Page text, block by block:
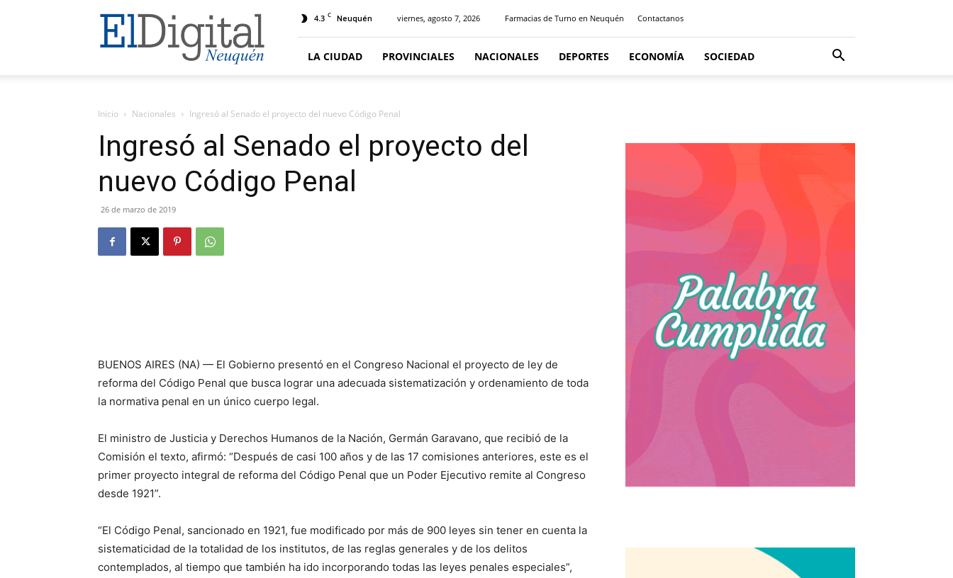
El
Digital
Neuquen
4.3 C Neuquén viernes, agosto 7, 2026 Farmacias de Turno en Neuquén Contactanos
LA CIUDAD PROVINCIALES NACIONALES DEPORTES ECONOMÍA SOCIEDAD
Inicio Nacionales Ingresó al Senado el proyecto del nuevo Código Penal
Ingresó al Senado el proyecto del
nuevo Código Penal
26 de marzo de 2019
BUENOS AIRES (NA) — El Gobierno presentó en el Congreso Nacional el proyecto de ley de
reforma del Código Penal que busca lograr una adecuada sistematización y ordenamiento de toda
la normativa penal en un único cuerpo legal.
El ministro de Justicia y Derechos Humanos de la Nación, Germán Garavano, que recibió de la
Comisión el texto, afirmó: “Después de casi 100 años y de las 17 comisiones anteriores, este es el
primer proyecto integral de reforma del Código Penal que un Poder Ejecutivo remite al Congreso
desde 1921”.
“El Código Penal, sancionado en 1921, fue modificado por más de 900 leyes sin tener en cuenta la
sistematicidad de la totalidad de los institutos, de las reglas generales y de los delitos
contemplados, al tiempo que también ha ido incorporando todas las leyes penales especiales”,